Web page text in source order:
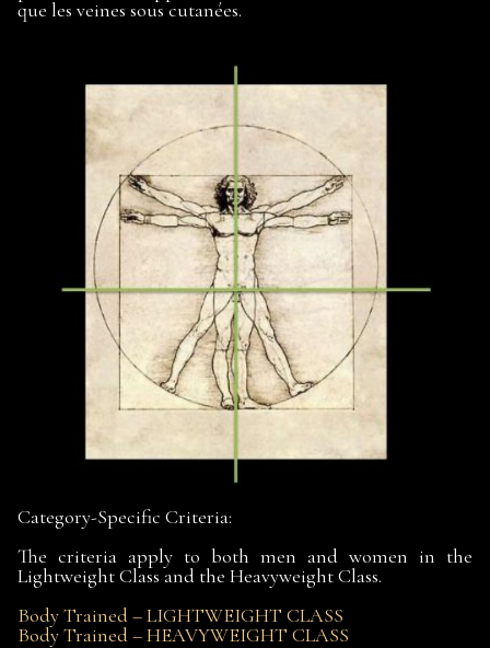
que les veines sous cutanées.
Category-Specific Criteria:
The criteria apply to both men and women in the
Lightweight Class and the Heavyweight Class.
Body Trained – LIGHTWEIGHT CLASS
Body Trained – HEAVYWEIGHT CLASS